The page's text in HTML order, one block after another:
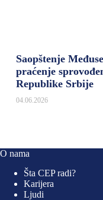
Saopštenje
praćenje
Republike Srbije
04.06.2026
O nama
Šta CEP radi?
Karijera
Ljudi